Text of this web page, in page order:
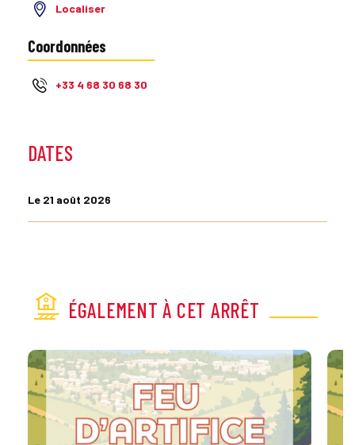
Localiser
Coordonnées
+33 4 68 30 68 30
DATES
Le 21 août 2026
ÉGALEMENT À CET ARRÊT